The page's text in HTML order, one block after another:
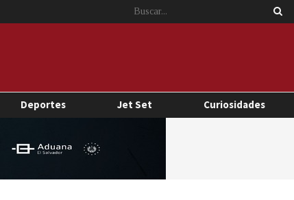
Deportes Jet Set Curiosidades